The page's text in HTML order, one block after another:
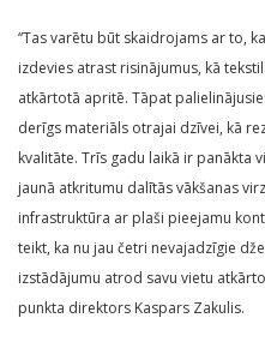
“Tas varētu būt skaidrojams ar to,
izdevies atrast risinājumus, kā
atkārtotā apritē. Tāpat
derīgs materiāls otrajai dzīvei, kā
kvalitāte. Trīs gadu laikā ir panākta
jaunā atkritumu dalītās vākšanas
infrastruktūra ar plaši pieejamu
teikt, ka nu jau četri nevajadzīgie
izstādājumu atrod savu vietu
punkta direktors Kaspars Zakulis.